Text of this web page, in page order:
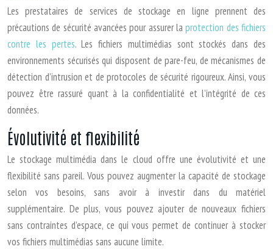
Les prestataires de services de stockage en ligne prennent des
précautions de sécurité avancées pour assurer laprotection des fichiers
contre les pertes. Les fichiers multimédias sont stockés dans des
environnements sécurisés qui disposent de pare-feu, de mécanismes de
détection d’intrusion et de protocoles de sécurité rigoureux. Ainsi, vous
pouvez être rassuré quant à la confidentialité et l’intégrité de ces
données.
Évolutivité et flexibilité
Le stockage multimédia dans le cloud offre une évolutivité et une
flexibilité sans pareil. Vous pouvez augmenter la capacité de stockage
selon vos besoins, sans avoir à investir dans du matériel
supplémentaire. De plus, vous pouvez ajouter de nouveaux fichiers
sans contraintes d’espace, ce qui vous permet de continuer à stocker
vos fichiers multimédias sans aucune limite.